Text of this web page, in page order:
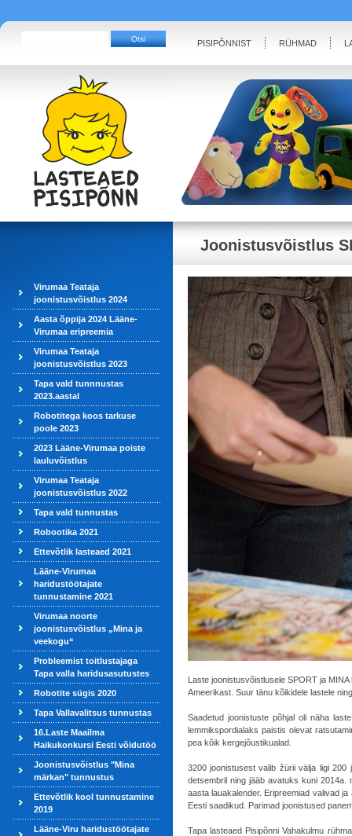
PISIPÕNNIST RÜHMAD
Virumaa Teataja
joonistusvõistlus 2024
Aasta õppija 2024 Lääne-
Virumaa eripreemia
Virumaa Teataja
joonistusvõistlus 2023
Tapa vald tunnnustas
2023.aastal
Robotitega koos tarkuse
poole 2023
2023 Lääne-Virumaa poiste
lauluvõistlus
Virumaa Teataja
joonistusvõistlus 2022
Tapa vald tunnustas
Robootika 2021
Ettevõtlik lasteaed 2021
Lääne-Virumaa
haridustöötajate
tunnustamine 2021
Virumaa noorte
joonistusvõistlus „Mina ja
veekogu“
Probleemist toitlustajaga
Tapa valla haridusasutustes
Robotite sügis 2020
Tapa Vallavalitsus tunnustas
16.Laste Maailma
Haikukonkursi Eesti võidutöö
Joonistusvõistlus "Mina
märkan" tunnustus
Ettevõtlik kool tunnustamine
2019
Lääne-Viru haridustöötajate
Joonistusvõistlus
Laste joonistusvõistlusele SPORT ja
Ameerikast. Suur tänu kõikidele lastele
Saadetud joonistuste põhjal oli näha
lemmikspordialaks paistis olevat
pea kõik kergejõustikualad.
3200 joonistusest valib žürii välja ligi 200
detsembril ning jääb avatuks kuni 2014a.
aasta lauakalender. Eripreemiad valivad
Eesti saadikud. Parimad joonistused
Tapa lasteaed Pisipõnni Vahakulmu